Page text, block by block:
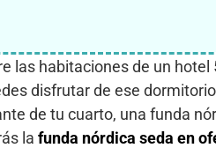
habitaciones de un
disfrutar de ese
de tu cuarto, una funda
la funda nórdica seda en